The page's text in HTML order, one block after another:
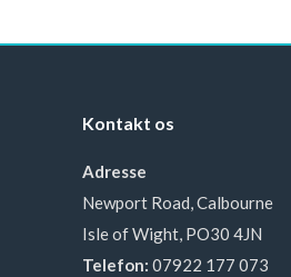
Kontakt os
Adresse
Newport Road, Calbourne
Isle of Wight, PO30 4JN
Telefon: 07922 177 073